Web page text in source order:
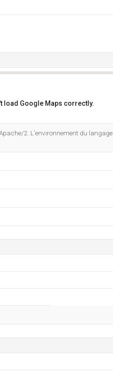
load Google Maps correctly.
2. L'environnement du langage